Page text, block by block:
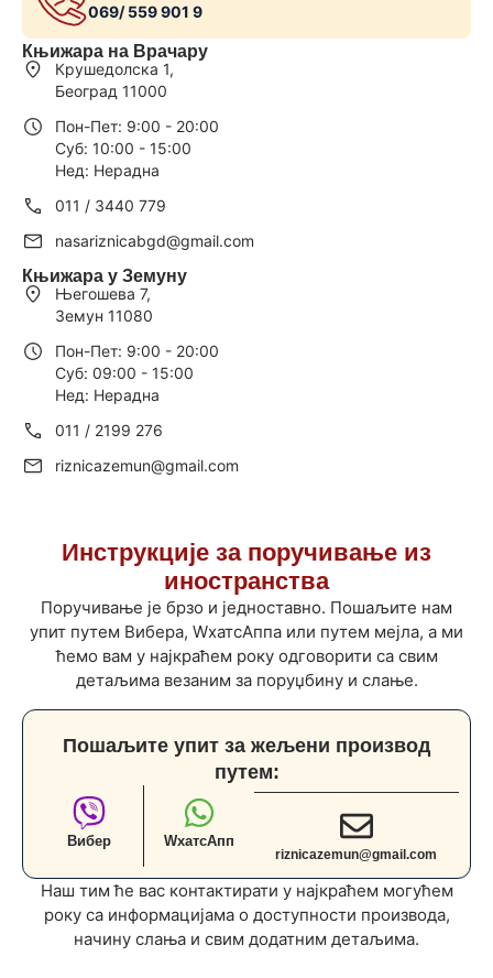
069/ 559 901 9
Књижара на Врачару
Крушедолска 1,
Београд 11000
Пон-Пет: 9:00 - 20:00
Суб: 10:00 - 15:00
Нед: Нерадна
011 / 3440 779
nasariznicabgd@gmail.com
Књижара у Земуну
Његошева 7,
Земун 11080
Пон-Пет: 9:00 - 20:00
Суб: 09:00 - 15:00
Нед: Нерадна
011 / 2199 276
riznicazemun@gmail.com
Инструкције за поручивање из
иностранства
Поручивање је брзо и једноставно. Пошаљите нам
упит путем Вибера, WхатсАппа или путем мејла, а ми
ћемо вам у најкраћем року одговорити са свим
детаљима везаним за поруџбину и слање.
Пошаљите упит за жељени производ
путем:
Вибер WхатсАпп
riznicazemun@gmail.com
Наш тим ће вас контактирати у најкраћем могућем
року са информацијама о доступности производа,
начину слања и свим додатним детаљима.